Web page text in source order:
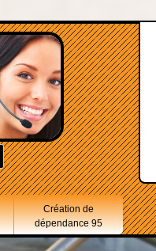
Création de
dépendance 95